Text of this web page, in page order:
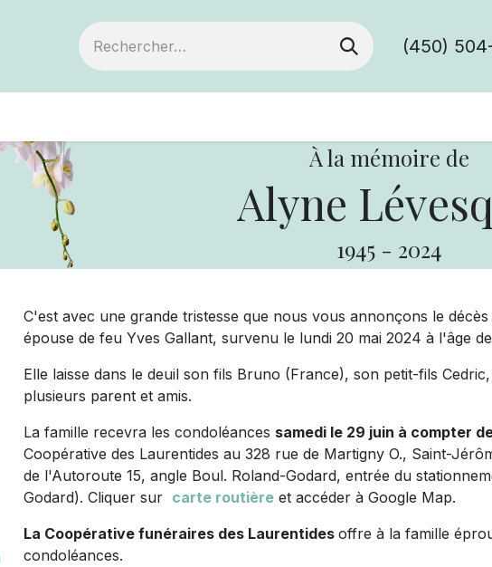
(450)
À la mémoire de
Alyne
1945 - 2024
C'est avec une grande tristesse que nous vous annonçons le décès
épouse de feu Yves Gallant, survenu le lundi 20 mai 2024 à l'âge
Elle laisse dans le deuil son fils Bruno (France), son petit-fils
plusieurs parent et amis.
La famille recevra les condoléances samedi le 29 juin à compter
Coopérative des Laurentides au 328 rue de Martigny O., Saint-
de l'Autoroute 15, angle Boul. Roland-Godard, entrée du
Godard). Cliquer sur carte routière et accéder à Google Map.
La Coopérative funéraires des Laurentides offre à la famille
condoléances.